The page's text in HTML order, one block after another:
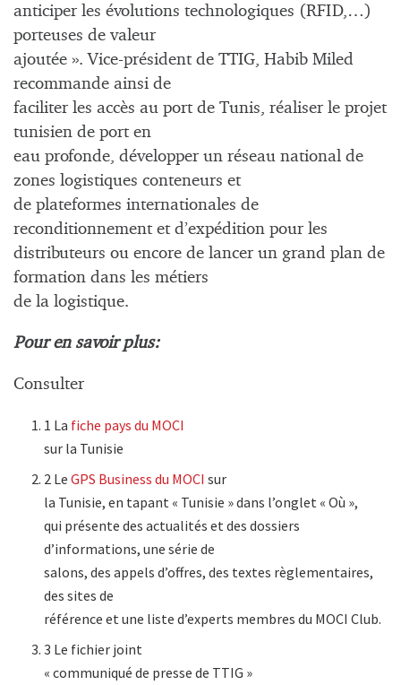
anticiper les évolutions technologiques (RFID,…)
porteuses de valeur
ajoutée ». Vice-président de TTIG, Habib Miled
recommande ainsi de
faciliter les accès au port de Tunis, réaliser le projet
tunisien de port en
eau profonde, développer un réseau national de
zones logistiques conteneurs et
de plateformes internationales de
reconditionnement et d’expédition pour les
distributeurs ou encore de lancer un grand plan de
formation dans les métiers
de la logistique.
Pour en savoir plus:
Consulter
1 La fiche pays du MOCI
sur la Tunisie
2 LeGPS Business du MOCI sur
la Tunisie, en tapant « Tunisie » dans l’onglet « Où »,
qui présente des actualités et des dossiers
d’informations, une série de
salons, des appels d’offres, des textes règlementaires,
des sites de
référence et une liste d’experts membres du MOCI Club.
3 Le fichier joint
« communiqué de presse de TTIG »